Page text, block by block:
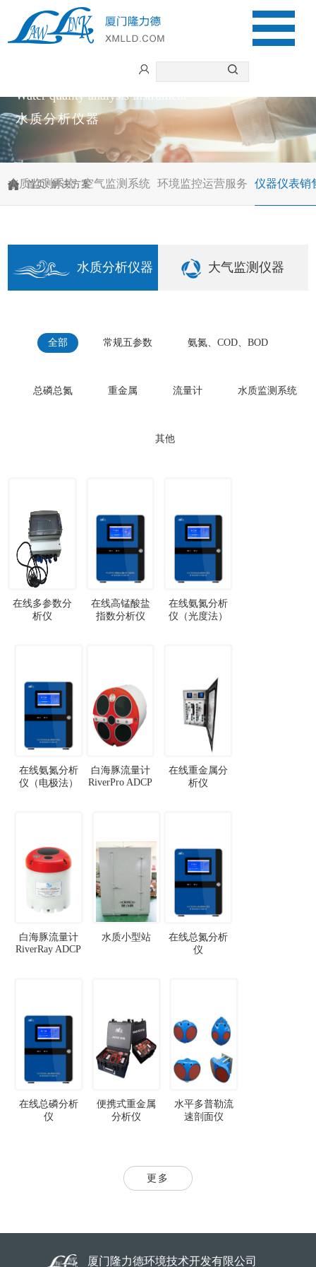
Water quality analysis instrument
水质分析仪器
首页/解决方案
水质监测系统 空气监测系统 环境监控运营服务 仪器仪表销
水质分析仪器 大气监测仪器
全部 常规五参数 氨氮、COD、BOD
总磷总氮 重金属 流量计 水质监测系统
其他
在线多参数分
析仪
在线高锰酸盐
指数分析仪
在线氨氮分析
仪（光度法）
在线氨氮分析
仪（电极法）
白海豚流量计
RiverPro ADCP
在线重金属分
析仪
白海豚流量计
RiverRay ADCP
水质小型站
在线总氮分析
仪
在线总磷分析
仪
便携式重金属
分析仪
水平多普勒流
速剖面仪
更多
厦门隆力德环境技术开发有限公司